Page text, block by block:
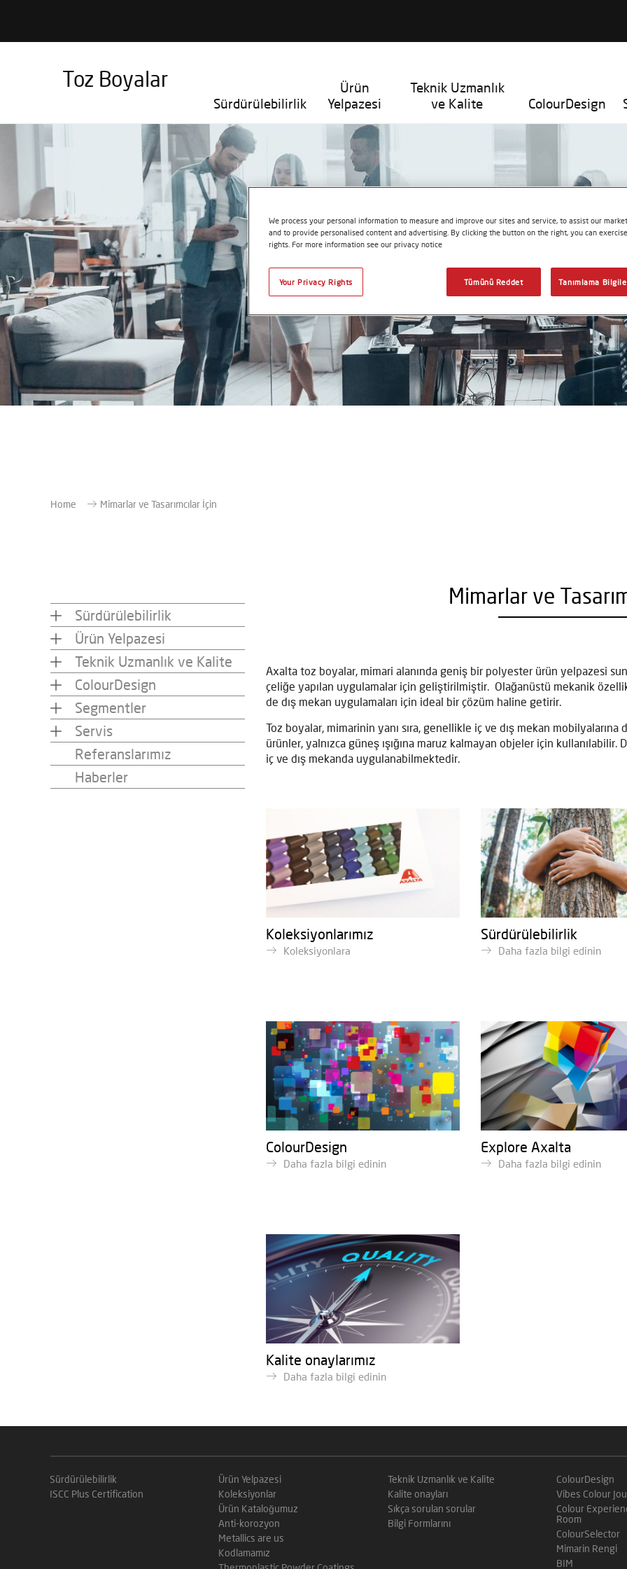
Toz Boyalar
Sürdürülebilirlik
Ürün
Yelpazesi
Teknik Uzmanlık
ve Kalite
ColourDesign
Home Mimarlar ve Tasarımcılar İçin
Sürdürülebilirlik
Ürün Yelpazesi
Teknik Uzmanlık ve Kalite
ColourDesign
Segmentler
Servis
Referanslarımız
Haberler
Mimarlar ve
Axalta toz boyalar, mimari alanında geniş bir polyester ürün yelpazesi
çeliğe yapılan uygulamalar için geliştirilmiştir. Olağanüstü mekanik
de dış mekan uygulamaları için ideal bir çözüm haline getirir.
Toz boyalar, mimarinin yanı sıra, genellikle iç ve dış mekan
ürünler, yalnızca güneş ışığına maruz kalmayan objeler için
iç ve dış mekanda uygulanabilmektedir.
Koleksiyonlarımız
Koleksiyonlara
Sürdürülebilirlik
Daha fazla bilgi edinin
ColourDesign
Daha fazla bilgi edinin
Explore Axalta
Daha fazla bilgi edinin
Kalite onaylarımız
Daha fazla bilgi edinin
Sürdürülebilirlik
ISCC Plus Certification
Ürün Yelpazesi
Koleksiyonlar
Ürün Kataloğumuz
Anti-korozyon
Metallics are us
Kodlamamız
Teknik Uzmanlık ve Kalite
Kalite onayları
Sıkça sorulan sorular
Bilgi Formlarını
ColourDesign
Vibes Colour
Colour
Room
ColourSelector
Mimarin Rengi
BIM
We process your personal information to measure and improve our sites and service, to assist our
and to provide personalised content and advertising. By clicking the button on the right, you can
rights. For more information see our privacy notice
Tümünü Reddet Tanımlama
Your Privacy Rights